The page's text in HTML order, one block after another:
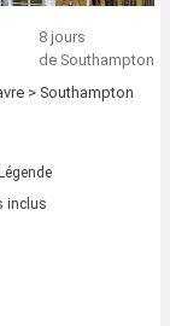
8 jours
de Southampton
> Southampton
inclus